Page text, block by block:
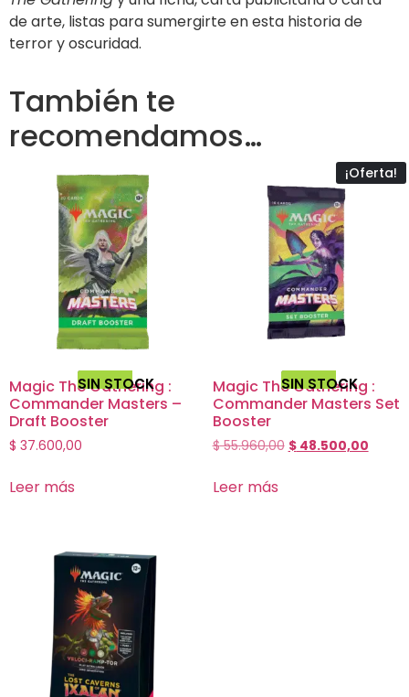
de arte, listas para sumergirte en esta historia de
terror y oscuridad.
También te
recomendamos…
SIN STOCK
Magic The Gathering :
Commander Masters –
Draft Booster
$ 37.600,00
Leer más
¡Oferta!
SIN STOCK
Magic The Gathering :
Commander Masters Set
Booster
$55.960,00 $48.500,00
Leer más